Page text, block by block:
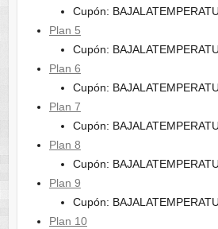
Cupón:
Plan 5
Cupón:
Plan 6
Cupón:
Plan 7
Cupón:
Plan 8
Cupón:
Plan 9
Cupón:
Plan 10